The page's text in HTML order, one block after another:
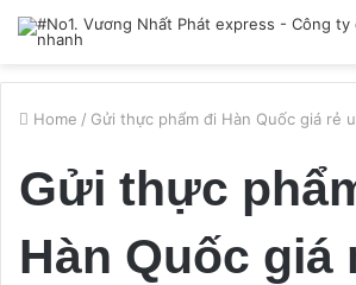
Home / Gửi thực phẩm đi Hàn Quốc giá rẻ
Gửi thực
Hàn Quốc giá